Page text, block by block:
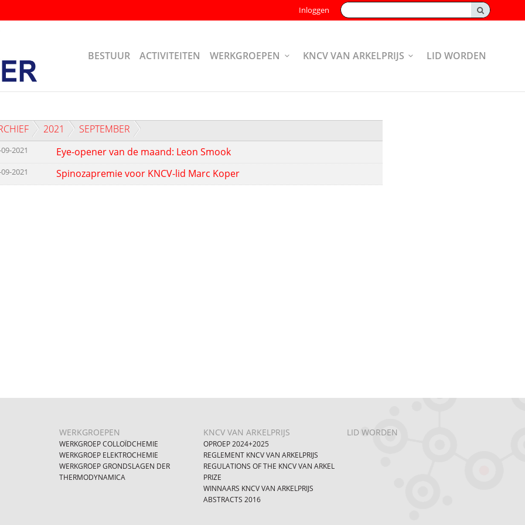
Zoeken:
Inloggen
BESTUUR ACTIVITEITEN WERKGROEPEN KNCV VAN ARKELPRIJS LID WORDEN
2021 SEPTEMBER
2021 Eye-opener van de maand: Leon Smook
2021 Spinozapremie voor KNCV-lid Marc Koper
WERKGROEPEN
WERKGROEP COLLOÏDCHEMIE
WERKGROEP ELEKTROCHEMIE
WERKGROEP GRONDSLAGEN DER
THERMODYNAMICA
KNCV VAN ARKELPRIJS
OPROEP 2024+2025
REGLEMENT KNCV VAN ARKELPRIJS
REGULATIONS OF THE KNCV VAN ARKEL
PRIZE
WINNAARS KNCV VAN ARKELPRIJS
ABSTRACTS 2016
LID WORDEN